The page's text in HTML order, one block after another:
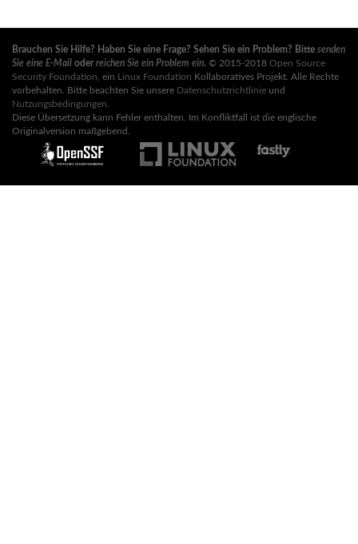
Brauchen Sie Hilfe? Haben Sie eine Frage? Sehen Sie ein Problem? Bitte senden
Sie eine E-Mail oderreichen Sie ein Problem ein. © 2015-2018 Open Source
Security Foundation , ein Linux Foundation Kollaboratives Projekt. Alle Rechte
vorbehalten. Bitte beachten Sie unsere Datenschutzrichtlinie und
Nutzungsbedingungen
Diese Übersetzung kann Fehler enthalten. Im Konfliktfall ist die englische
Originalversion maßgebend.